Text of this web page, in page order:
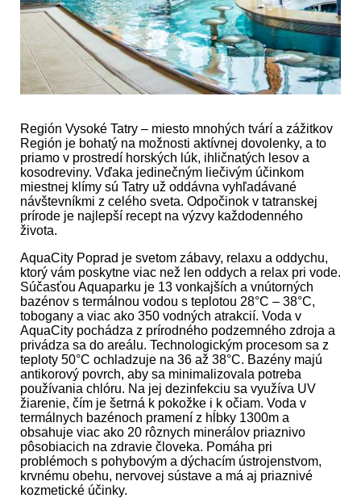
Región Vysoké Tatry – miesto mnohých tvárí a zážitkov
Región je bohatý na možnosti aktívnej dovolenky, a to
priamo v prostredí horských lúk, ihličnatých lesov a
kosodreviny. Vďaka jedinečným liečivým účinkom
miestnej klímy sú Tatry už oddávna vyhľadávané
návštevníkmi z celého sveta. Odpočinok v tatranskej
prírode je najlepší recept na výzvy každodenného
života.
AquaCity Poprad je svetom zábavy, relaxu a oddychu,
ktorý vám poskytne viac než len oddych a relax pri vode.
Súčasťou Aquaparku je 13 vonkajších a vnútorných
bazénov s termálnou vodou s teplotou 28°C – 38°C,
tobogany a viac ako 350 vodných atrakcií. Voda v
AquaCity pochádza z prírodného podzemného zdroja a
privádza sa do areálu. Technologickým procesom sa z
teploty 50°C ochladzuje na 36 až 38°C. Bazény majú
antikorový povrch, aby sa minimalizovala potreba
používania chlóru. Na jej dezinfekciu sa využíva UV
žiarenie, čím je šetrná k pokožke i k očiam. Voda v
termálnych bazénoch pramení z hĺbky 1300m a
obsahuje viac ako 20 rôznych minerálov priaznivo
pôsobiacich na zdravie človeka. Pomáha pri
problémoch s pohybovým a dýchacím ústrojenstvom,
krvnému obehu, nervovej sústave a má aj priaznivé
kozmetické účinky.